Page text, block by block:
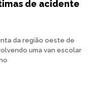
de acidente
da região oeste de
uma van escolar